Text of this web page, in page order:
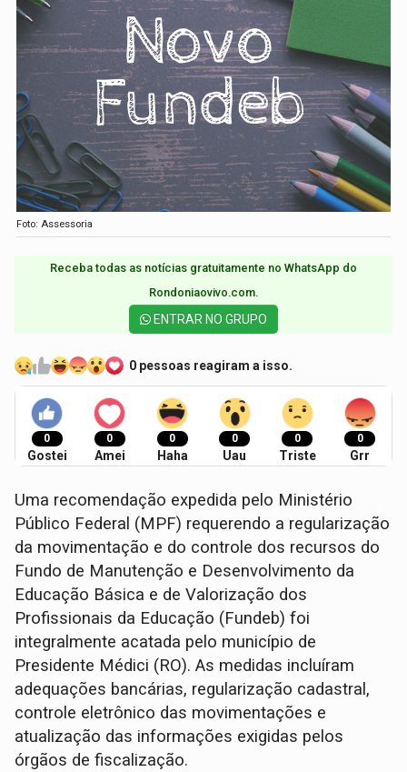
Foto: Assessoria
Receba todas as notícias gratuitamente no WhatsApp do
Rondoniaovivo.com.​
ENTRAR NO GRUPO
0 pessoas reagiram a isso.
0
Gostei
0
Amei
0
Haha
0
Uau
0
Triste
0
Grr
Uma recomendação expedida pelo Ministério
Público Federal (MPF) requerendo a regularização
da movimentação e do controle dos recursos do
Fundo de Manutenção e Desenvolvimento da
Educação Básica e de Valorização dos
Profissionais da Educação (Fundeb) foi
integralmente acatada pelo município de
Presidente Médici (RO). As medidas incluíram
adequações bancárias, regularização cadastral,
controle eletrônico das movimentações e
atualização das informações exigidas pelos
órgãos de fiscalização.